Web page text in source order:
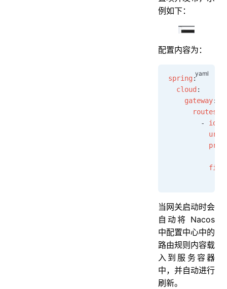
例如下：
配置内容为：
spring :
  cloud
:
    gateway
:
      routes
        -
id
          uri
当网关启动时会
自动将 Nacos
中配置中心中的
路由规则内容载
入到服务容器
中，并自动进行
刷新。